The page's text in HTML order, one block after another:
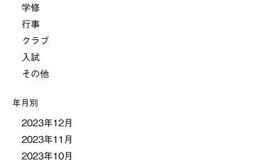
学修
行事
クラブ
入試
その他
年月別
2023年12月
2023年11月
2023年10月